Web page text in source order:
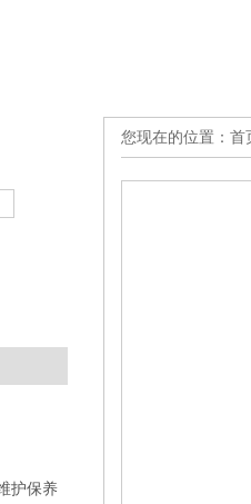
护保养
您现在的位置： 首